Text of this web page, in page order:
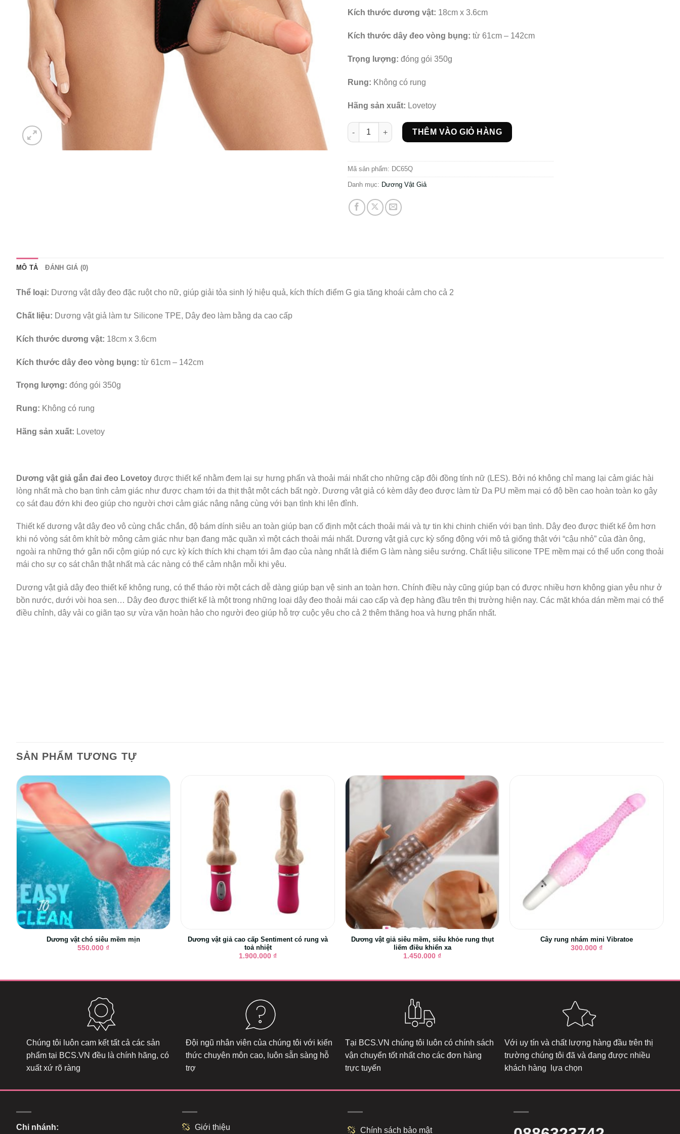
Kích thước dương vật: 18cm x 3.6cm
Kích thước dây đeo vòng bụng: từ 61cm – 142cm
Trọng lượng: đóng gói 350g
Rung: Không có rung
Hãng sản xuất: Lovetoy
Dương vật giả gắn đai đeo Lovetoy số lượng
THÊM VÀO GIỎ HÀNG
Mã sản phẩm: DC65Q
Danh mục: Dương Vật Giả
MÔ TẢ ĐÁNH GIÁ (0)
Thể loại: Dương vật dây đeo đặc ruột cho nữ, giúp giải tỏa sinh lý hiệu quả, kích thích điểm G gia tăng khoái cảm cho cả 2
Chất liệu: Dương vật giả làm tư Silicone TPE, Dây đeo làm bằng da cao cấp
Kích thước dương vật: 18cm x 3.6cm
Kích thước dây đeo vòng bụng: từ 61cm – 142cm
Trọng lượng: đóng gói 350g
Rung: Không có rung
Hãng sản xuất: Lovetoy
Dương vật giả gắn đai đeo Lovetoy được thiết kế nhằm đem lại sự hưng phấn và thoải mái nhất cho những cặp đôi đồng tính nữ (LES). Bởi nó không chỉ mang lại cảm giác hài
lòng nhất mà cho bạn tình cảm giác như được chạm tới da thịt thật một cách bất ngờ. Dương vật giả có kèm dây đeo được làm từ Da PU mềm mại có độ bền cao hoàn toàn ko gây
cọ sát đau đớn khi đeo giúp cho người chơi cảm giác nâng nâng cùng với bạn tình khi lên đỉnh.
Thiết kế dương vật dây đeo vô cùng chắc chắn, độ bám dính siêu an toàn giúp bạn cố định một cách thoải mái và tự tin khi chinh chiến với bạn tình. Dây đeo được thiết kế ôm hơn
khi nó vòng sát ôm khít bờ mông cảm giác như bạn đang mặc quần xì một cách thoải mái nhất. Dương vật giả cực kỳ sống động với mô tả giống thật với “cậu nhỏ” của đàn ông,
ngoài ra những thớ gân nổi cộm giúp nó cực kỳ kích thích khi chạm tới âm đạo của nàng nhất là điểm G làm nàng siêu sướng. Chất liệu silicone TPE mềm mại có thể uốn cong thoải
mái cho sự cọ sát chân thật nhất mà các nàng có thể cảm nhận mỗi khi yêu.
Dương vật giả dây đeo thiết kế không rung, có thể tháo rời một cách dễ dàng giúp bạn vệ sinh an toàn hơn. Chính điều này cũng giúp bạn có được nhiều hơn không gian yêu như ở
bồn nước, dưới vòi hoa sen… Dây đeo được thiết kế là một trong những loại dây đeo thoải mái cao cấp và đẹp hàng đầu trên thị trường hiện nay. Các mặt khóa dán mềm mại có thể
điều chỉnh, dây vải co giãn tạo sự vừa vặn hoàn hảo cho người đeo giúp hỗ trợ cuộc yêu cho cả 2 thêm thăng hoa và hưng phấn nhất.
SẢN PHẨM TƯƠNG TỰ
Dương vật chó siêu mềm mịn
550.000 ₫
Dương vật giả cao cấp Sentiment có rung và
toả nhiệt
1.900.000 ₫
Dương vật giả siêu mềm, siêu khỏe rung thụt
liếm điều khiển xa
1.450.000 ₫
Cây rung nhám mini Vibratoe
300.000 ₫
Chúng tôi luôn cam kết tất cả các sản
phẩm tại BCS.VN đều là chính hãng, có
xuất xứ rõ ràng
Đội ngũ nhân viên của chúng tôi với kiến
thức chuyên môn cao, luôn sẵn sàng hỗ
trợ
Tại BCS.VN chúng tôi luôn có chính sách
vận chuyển tốt nhất cho các đơn hàng
trực tuyến
Với uy tín và chất lượng hàng đầu trên thị
trường chúng tôi đã và đang được nhiều
khách hàng lựa chọn
Chi nhánh: Giới thiệu Chính sách bảo mật